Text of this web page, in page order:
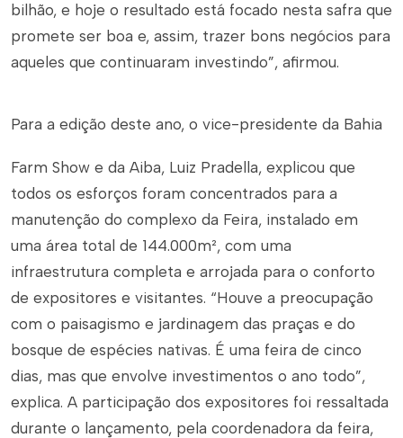
bilhão, e hoje o resultado está focado nesta safra que
promete ser boa e, assim, trazer bons negócios para
aqueles que continuaram investindo”, afirmou.
Para a edição deste ano, o vice-presidente da Bahia
Farm Show e da Aiba, Luiz Pradella, explicou que
todos os esforços foram concentrados para a
manutenção do complexo da Feira, instalado em
uma área total de 144.000m², com uma
infraestrutura completa e arrojada para o conforto
de expositores e visitantes. “Houve a preocupação
com o paisagismo e jardinagem das praças e do
bosque de espécies nativas. É uma feira de cinco
dias, mas que envolve investimentos o ano todo”,
explica. A participação dos expositores foi ressaltada
durante o lançamento, pela coordenadora da feira,